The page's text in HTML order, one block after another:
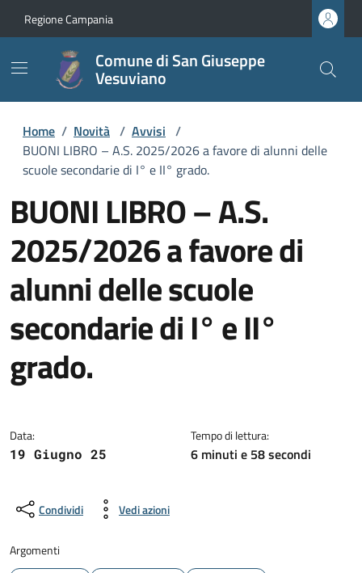
Regione Campania
Comune di San Giuseppe
Vesuviano
Home / Novità / Avvisi /
BUONI LIBRO – A.S. 2025/2026 a favore di alunni delle
scuole secondarie di I° e II° grado.
BUONI LIBRO – A.S.
2025/2026 a favore di
alunni delle scuole
secondarie di I° e II°
grado.
Data:
19 Giugno 25
Tempo di lettura:
6 minuti e 58 secondi
Condividi Vedi azioni
Argomenti